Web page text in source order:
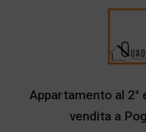
Appartamento al 2°
vendita a